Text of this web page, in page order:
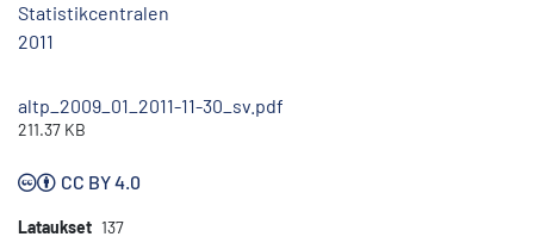
Statistikcentralen
2011
altp_2009_01_2011-11-30_sv.pdf
211.37 KB
CC BY 4.0
Lataukset 137